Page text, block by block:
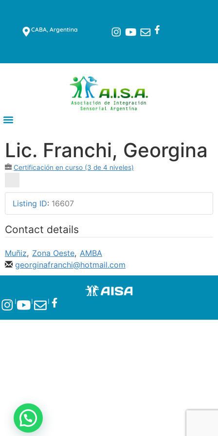
CABA, Argentina
Lic. Franchi, Georgina
Certificación en curso (3 de 4 niveles)
Listing ID: 16607
Contact details
Muñiz, Zona Oeste, AMBA
georginafranchi@hotmail.com
l l l